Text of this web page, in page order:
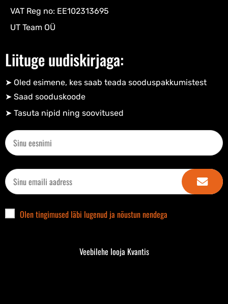
VAT Reg no: EE102313695
UT Team OÜ
Liituge uudiskirjaga:
➤ Oled esimene, kes saab teada sooduspakkumistest
➤ Saad sooduskoode​
➤ Tasuta nipid ning soovitused​
Olen tingimused läbi lugenud ja nõustun nendega
Veebilehe looja Kvantis